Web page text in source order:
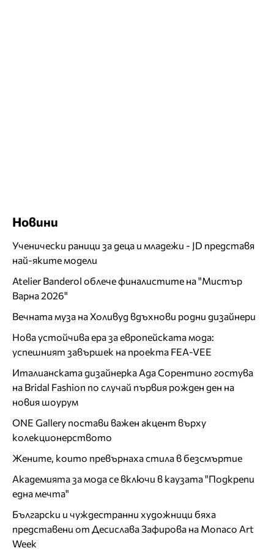
Новини
Ученически раници за деца и младежи - JD представя
най-яките модели
Atelier Banderol облече финалистите на "Мистър
Варна 2026"
Вечната муза на Холивуд вдъхнови родни дизайнери
Нова устойчива ера за европейската мода:
успешният завършек на проекта FEA-VEE
Италианската дизайнерка Ада Сорентино гостува
на Bridal Fashion по случай първия рожден ден на
новия шоурум
ONE Gallery постави важен акцент върху
колекционерството
Жените, които превърнаха стила в безсмъртие
Академията за мода се включи в каузата "Подкрепи
една мечта"
Български и чуждестранни художници бяха
представени от Десислава Зафирова на Monaco Art
Week